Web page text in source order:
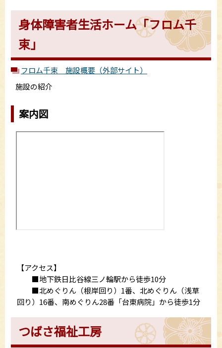
身体障害者生活ホーム「フロム千
束」
フロム千束 施設概要（外部サイト）
施設の紹介
案内図
【アクセス】
■地下鉄日比谷線三ノ輪駅から徒歩10分
■北めぐりん（根岸回り）1番、北めぐりん（浅草
回り）16番、南めぐりん28番「台東病院」から徒歩1分
つばさ福祉工房